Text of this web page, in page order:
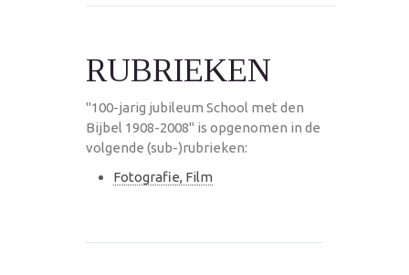
RUBRIEKEN
"100-jarig jubileum School met den
Bijbel 1908-2008" is opgenomen in de
volgende (sub-)rubrieken:
Fotografie, Film